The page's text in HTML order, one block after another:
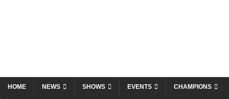
HOME NEWS SHOWS EVENTS CHAMPIONS